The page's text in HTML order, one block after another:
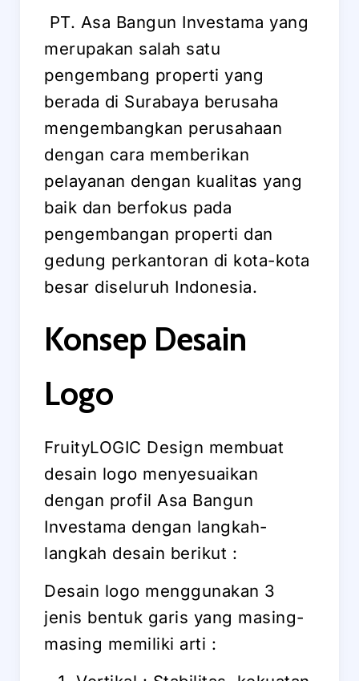
PT. Asa Bangun Investama yang
merupakan salah satu
pengembang properti yang
berada di Surabaya berusaha
mengembangkan perusahaan
dengan cara memberikan
pelayanan dengan kualitas yang
baik dan berfokus pada
pengembangan properti dan
gedung perkantoran di kota-kota
besar diseluruh Indonesia.
Konsep Desain
Logo
FruityLOGIC Design membuat
desain logo menyesuaikan
dengan profil Asa Bangun
Investama dengan langkah-
langkah desain berikut :
Desain logo menggunakan 3
jenis bentuk garis yang masing-
masing memiliki arti :